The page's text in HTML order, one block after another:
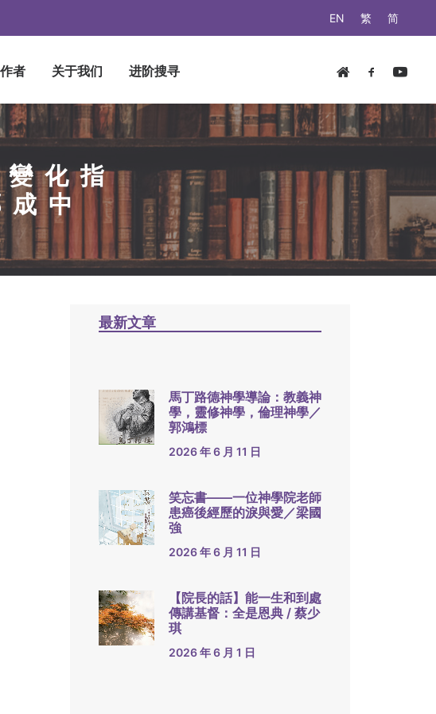
EN 繁 简
作者 关于我们 进阶搜寻
化指
中
最新文章
馬丁路德神學導論：教義神
學，靈修神學，倫理神學／
郭鴻標
2026 年 6 月 11 日
笑忘書——一位神學院老師
患癌後經歷的淚與愛／梁國
強
2026 年 6 月 11 日
【院長的話】能一生和到處
傳講基督：全是恩典 / 蔡少
琪
2026 年 6 月 1 日